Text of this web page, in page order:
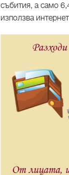
събития, а само
използва